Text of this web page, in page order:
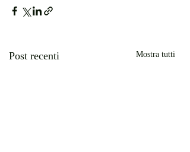
Post recenti Mostra tutti